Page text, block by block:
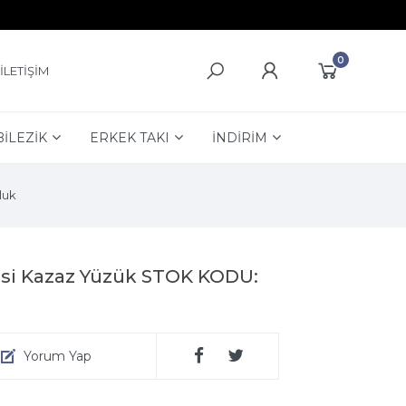
İLETİŞİM
0
ERKEK TAKI İNDİRİM
Kazaz Yüzük STOK KODU:
Yorum Yap